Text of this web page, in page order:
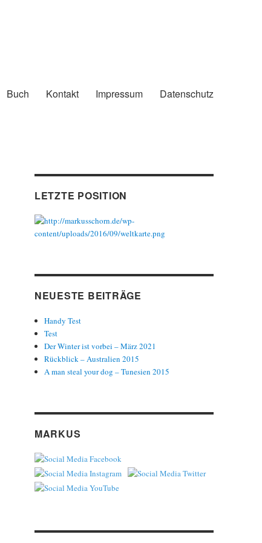
Buch Kontakt Impressum Datenschutz
LETZTE POSITION
NEUESTE BEITRÄGE
Handy Test
Test
Der Winter ist vorbei – März 2021
Rückblick – Australien 2015
A man steal your dog – Tunesien 2015
MARKUS